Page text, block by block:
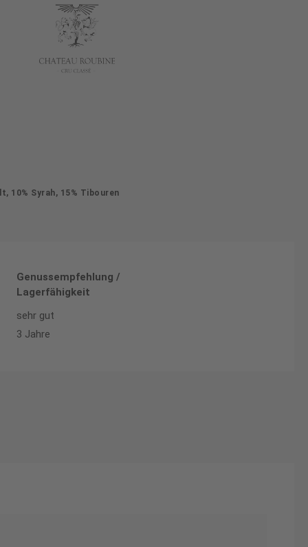
10% Syrah, 15% Tibouren
Genussempfehlung /
Lagerfähigkeit
sehr gut
3 Jahre